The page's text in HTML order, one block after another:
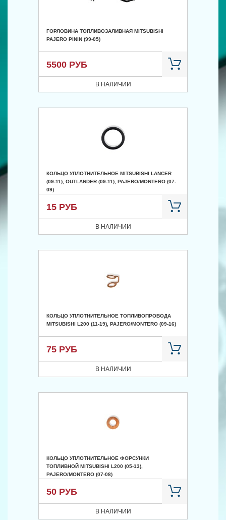
ГОРЛОВИНА ТОПЛИВОЗАЛИВНАЯ MITSUBISHI
PAJERO PININ (99-05)
5500 РУБ
В НАЛИЧИИ
КОЛЬЦО УПЛОТНИТЕЛЬНОЕ MITSUBISHI LANCER
(09-11), OUTLANDER (09-11), PAJERO/MONTERO (07-
09)
15 РУБ
В НАЛИЧИИ
КОЛЬЦО УПЛОТНИТЕЛЬНОЕ ТОПЛИВОПРОВОДА
MITSUBISHI L200 (11-19), PAJERO/MONTERO (09-16)
75 РУБ
В НАЛИЧИИ
КОЛЬЦО УПЛОТНИТЕЛЬНОЕ ФОРСУНКИ
ТОПЛИВНОЙ MITSUBISHI L200 (05-13),
PAJERO/MONTERO (07-08)
50 РУБ
В НАЛИЧИИ